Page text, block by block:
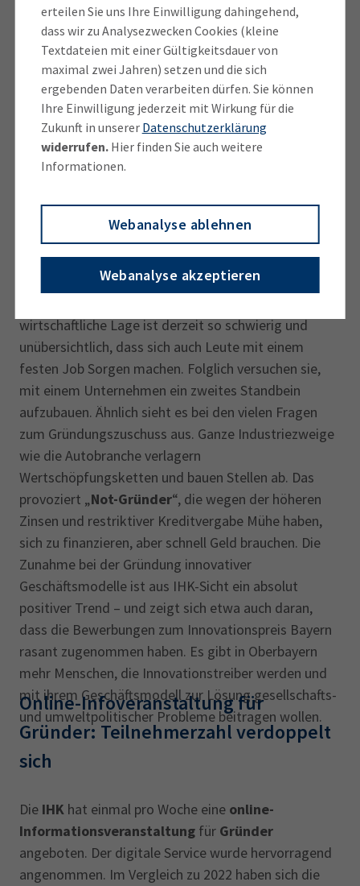
erteilen Sie uns Ihre Einwilligung dahingehend,
dass wir zu Analysezwecken Cookies (kleine
Textdateien mit einer Gültigkeitsdauer von
maximal zwei Jahren) setzen und die sich
ergebenden Daten verarbeiten dürfen. Sie können
Ihre Einwilligung jederzeit mit Wirkung für die
Zukunft in unserer Datenschutzerklärung
widerrufen.Hier finden Sie auch weitere
Informationen.
Webanalyse ablehnen
Webanalyse akzeptieren
das Gründer-Interesse ungebrochen. 2022 hat die
IHK 3.819 Gründerberatungen geleistet. 2023 stieg
die Zahl deutlich auf 4.926. Die Beratungen fanden
neben dem MünchnerIHK-Stammhausan der Max-
Joseph-Straße auch in denIHK-Geschäftsstellen
Weilheim, Rosenheim, Mühldorf und Ingolstadt statt.
Top-Thema der IHK-Beratung:
Gründen im Nebenerwerb
folgende drei Top-Themen verzeichnet:
Nebenerwerb,Innovationund
Gründungszuschuss. Laut IHK-SpezialistBernhard
hat das Interesse am Start-up im
wirtschaftliche Lage ist derzeit so schwierig und
unübersichtlich, dass sich auch Leute mit einem
festen Job Sorgen machen. Folglich versuchen sie,
mit einem Unternehmen ein zweites Standbein
aufzubauen. Ähnlich sieht es bei den vielen Fragen
zum Gründungszuschuss aus. Ganze Industriezweige
wie die Autobranche verlagern
Wertschöpfungsketten und bauen Stellen ab. Das
provoziert „Not-Gründer“, die wegen der höheren
Zinsen und restriktiver Kreditvergabe Mühe haben,
sich zu finanzieren, aber schnell Geld brauchen. Die
Zunahme bei der Gründung innovativer
Geschäftsmodelle ist aus IHK-Sicht ein absolut
positiver Trend – und zeigt sich etwa auch daran,
dass die Bewerbungen zum Innovationspreis Bayern
rasant zugenommen haben. Es gibt in Oberbayern
mehr Menschen, die Innovationstreiber werden und
mit ihrem Geschäftsmodell zur Lösung gesellschafts-
und umweltpolitischer Probleme beitragen wollen.
Online-Infoveranstaltung für
Gründer: Teilnehmerzahl verdoppelt
sich
Die IHK hat einmal pro Woche eine online-
Informationsveranstaltung für Gründer
angeboten. Der digitale Service wurde hervorragend
angenommen. Im Vergleich zu 2022 haben sich die